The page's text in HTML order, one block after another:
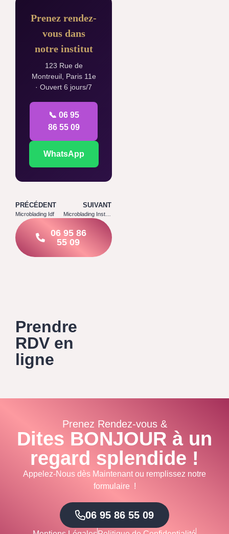
Prenez rendez-
vous dans
notre institut
123 Rue de
Montreuil, Paris 11e
· Ouvert 6 jours/7
📞 06 95
86 55 09
WhatsApp
PRÉCÉDENT
Microblading Idf
SUIVANT
06 95 86
55 09
Prendre
RDV en
ligne
Prenez Rendez-vous &
Dites BONJOUR à un
regard splendide !
Appelez-Nous dès Maintenant ou remplissez notre
formulaire !
06 95 86 55 09